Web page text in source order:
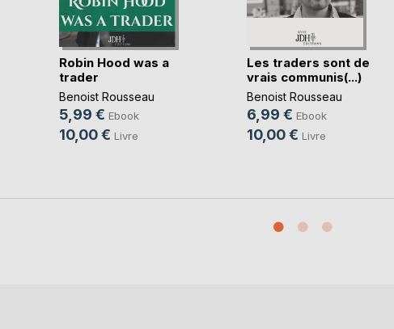
Robin Hood was a
trader
Benoist Rousseau
5,99 € Ebook
10,00 € Livre
Les traders sont de
vrais communis(...)
Benoist Rousseau
6,99 € Ebook
10,00 € Livre